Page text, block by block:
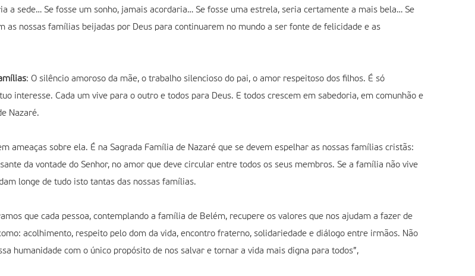
a sede… Se fosse um sonho, jamais acordaria… Se fosse uma estrela, seria certamente a mais bela… Se
nossas famílias beijadas por Deus para continuarem no mundo a ser fonte de felicidade e as
: O silêncio amoroso da mãe, o trabalho silencioso do pai, o amor respeitoso dos filhos. É só
interesse. Cada um vive para o outro e todos para Deus. E todos crescem em sabedoria, em comunhão e
Nazaré.
ameaças sobre ela. É na Sagrada Família de Nazaré que se devem espelhar as nossas famílias cristãs:
da vontade do Senhor, no amor que deve circular entre todos os seus membros. Se a família não vive
longe de tudo isto tantas das nossas famílias.
que cada pessoa, contemplando a família de Belém, recupere os valores que nos ajudam a fazer de
acolhimento, respeito pelo dom da vida, encontro fraterno, solidariedade e diálogo entre irmãos. Não
humanidade com o único propósito de nos salvar e tornar a vida mais digna para todos”,